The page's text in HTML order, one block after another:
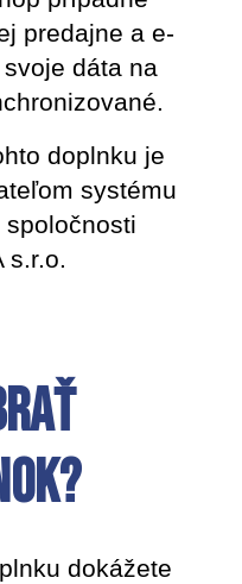
predajne a e-
dáta na
doplnku je
systému
s.r.o.
dokážete